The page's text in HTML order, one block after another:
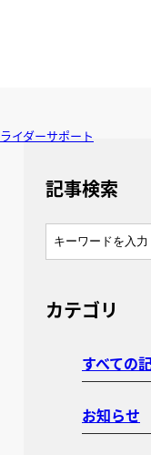
ライダーサポート
記事検索
カテゴリ
すべての
お知らせ